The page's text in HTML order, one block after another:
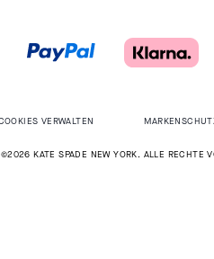
VERWALTEN
©2026 KATE SPADE NEW YORK. ALLE RECHTE